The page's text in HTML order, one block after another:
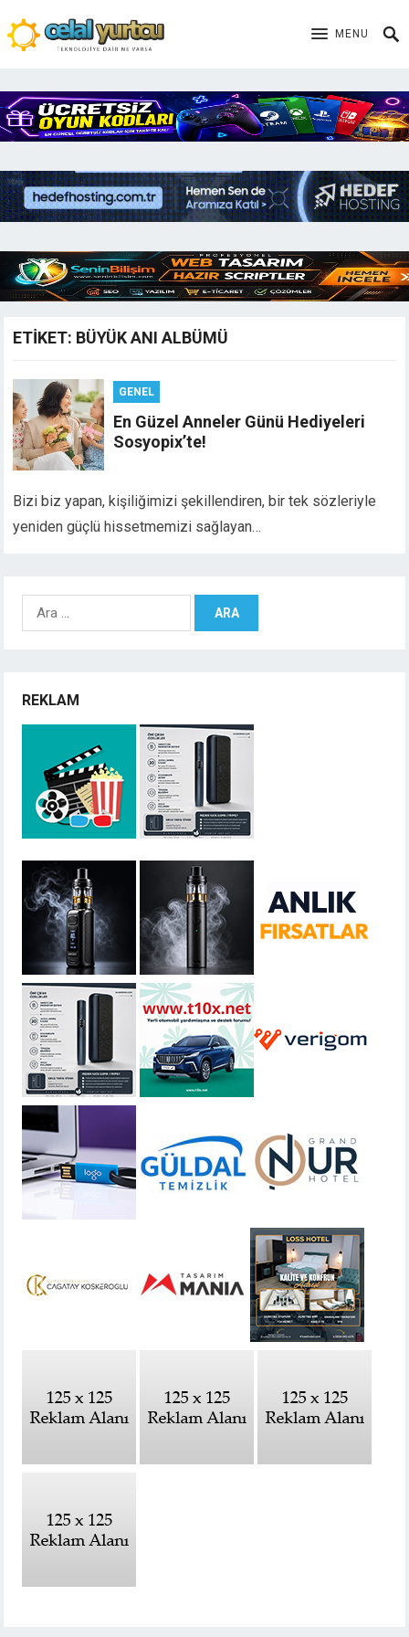
MENU
ETIKET: BÜYÜK ANI ALBÜMÜ
GENEL
En Güzel Anneler Günü Hediyeleri
Sosyopix’te!
Bizi biz yapan, kişiliğimizi şekillendiren, bir tek sözleriyle
yeniden güçlü hissetmemizi sağlayan…
Arama:
REKLAM